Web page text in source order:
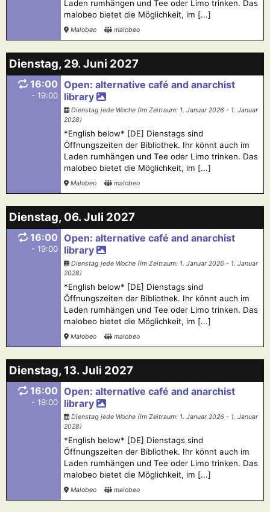
Laden rumhängen und Tee oder Limo trinken. Das
malobeo bietet die Möglichkeit, im [...]
Malobeo malobeo
Dienstag, 29. Juni 2027
16:00
- 19:00
Open: alternative café and anarchist
library
Dienstag jede Woche (Im Zeitraum: 1. Januar 2026 - 1. Januar
2028)
*English below* [DE] Dienstags sind
Öffnungszeiten der Bibliothek. Ihr könnt auch im
Laden rumhängen und Tee oder Limo trinken. Das
malobeo bietet die Möglichkeit, im [...]
Malobeo malobeo
Dienstag, 06. Juli 2027
16:00
- 19:00
Open: alternative café and anarchist
library
Dienstag jede Woche (Im Zeitraum: 1. Januar 2026 - 1. Januar
2028)
*English below* [DE] Dienstags sind
Öffnungszeiten der Bibliothek. Ihr könnt auch im
Laden rumhängen und Tee oder Limo trinken. Das
malobeo bietet die Möglichkeit, im [...]
Malobeo malobeo
Dienstag, 13. Juli 2027
16:00
- 19:00
Open: alternative café and anarchist
library
Dienstag jede Woche (Im Zeitraum: 1. Januar 2026 - 1. Januar
2028)
*English below* [DE] Dienstags sind
Öffnungszeiten der Bibliothek. Ihr könnt auch im
Laden rumhängen und Tee oder Limo trinken. Das
malobeo bietet die Möglichkeit, im [...]
Malobeo malobeo